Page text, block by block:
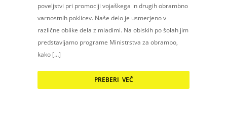
poveljstvi pri promociji vojaškega in drugih obrambno
varnostnih poklicev. Naše delo je usmerjeno v
različne oblike dela z mladimi. Na obiskih po šolah jim
predstavljamo programe Ministrstva za obrambo,
kako […]
PREBERI VEČ